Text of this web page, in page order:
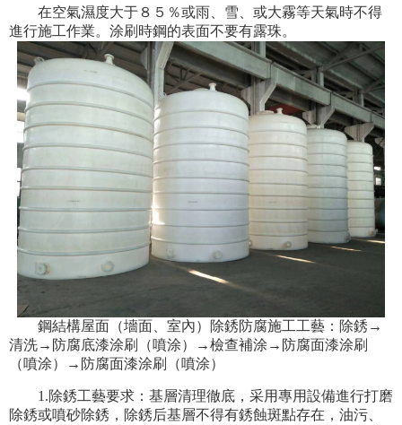
在空氣濕度大于８５％或雨、雪、或大霧等天氣時不得
進行施工作業。涂刷時鋼的表面不要有露珠。
鋼結構屋面（墻面、室內）除銹防腐施工工藝：除銹→
清洗→防腐底漆涂刷（噴涂）→檢查補涂→防腐面漆涂刷
（噴涂）→防腐面漆涂刷（噴涂）
1.除銹工藝要求：基層清理徹底，采用專用設備進行打磨
除銹或噴砂除銹，除銹后基層不得有銹蝕斑點存在，油污、